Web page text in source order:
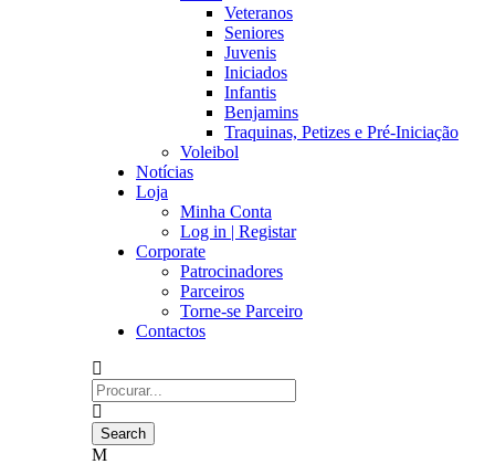
Veteranos
Seniores
Juvenis
Iniciados
Infantis
Benjamins
Traquinas, Petizes e Pré-Iniciação
Voleibol
Notícias
Loja
Minha Conta
Log in | Registar
Corporate
Patrocinadores
Parceiros
Torne-se Parceiro
Contactos